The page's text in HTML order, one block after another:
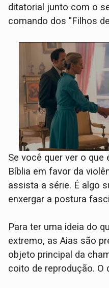
ditatorial junto com o
comando dos "Filhos
Se você quer ver o
Bíblia em favor da
assista a série. É algo
enxergar a postura
Para ter uma ideia do
extremo, as Aias são
objeto principal da
coito de reprodução. O